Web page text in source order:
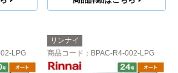
LPG
リンナイ
商品コード ：BPAC-R4-002-LPG